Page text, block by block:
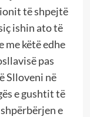
të shpejtë
ishin ato të
me këtë edhe
pas
Slloveni në
e gushtit të
e